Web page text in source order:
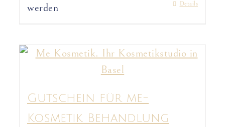
werden
Details
Gutschein für me-
Kosmetik Behandlung